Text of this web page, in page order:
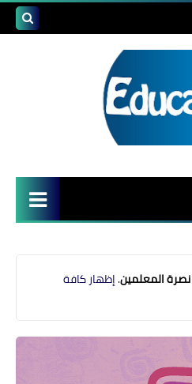
قضايا تربوية
مشاكل التعليم
منوعات إخبارية
نصرة المعلمين.إظهار كافة